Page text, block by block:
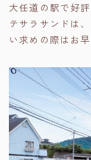
大任道の駅で好
テサラサンドは
い求めの際はお早